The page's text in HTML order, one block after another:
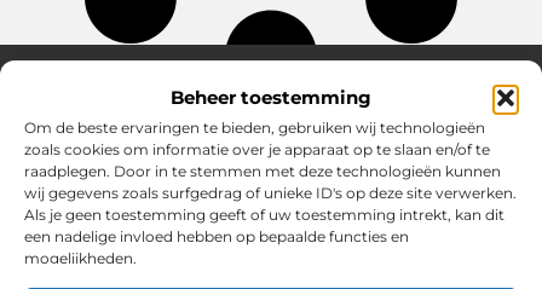
Beheer toestemming
Om de beste ervaringen te bieden, gebruiken wij technologieën
zoals cookies om informatie over je apparaat op te slaan en/of te
raadplegen. Door in te stemmen met deze technologieën kunnen
wij gegevens zoals surfgedrag of unieke ID's op deze site verwerken.
Als je geen toestemming geeft of uw toestemming intrekt, kan dit
een nadelige invloed hebben op bepaalde functies en
mogelijkheden.
Over Chobmak
Jouw gids voor inspiratie en tips uit het dagelijks leven.
Ontdek een brede verzameling blogs en artikelen die je helpen
om het meeste uit elke dag te halen, met praktische adviezen
en verrassende inzichten.
Bericht categorie